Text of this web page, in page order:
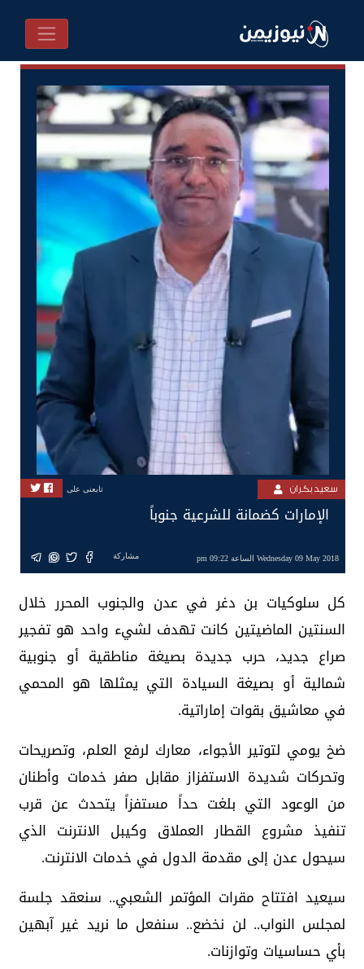
سعيد بكران تابعنى على
الإمارات كضمانة للشرعية جنوباً
Wednesday 09 May 2018 الساعة 09:22 pm مشاركة
كل سلوكيات بن دغر في عدن والجنوب المحرر خلال
السنتين الماضيتين كانت تهدف لشيء واحد هو تفجير
صراع جديد، حرب جديدة بصيغة مناطقية أو جنوبية
شمالية أو بصيغة السيادة التي يمثلها هو المحمي
في معاشيق بقوات إماراتية.
ضخ يومي لتوتير الأجواء، معارك لرفع العلم، وتصريحات
وتحركات شديدة الاستفزاز مقابل صفر خدمات وأطنان
من الوعود التي بلغت حداً مستفزاً يتحدث عن قرب
تنفيذ مشروع القطار العملاق وكيبل الانترنت الذي
سيحول عدن إلى مقدمة الدول في خدمات الانترنت.
سيعيد افتتاح مقرات المؤتمر الشعبي.. سنعقد جلسة
لمجلس النواب.. لن نخضع.. سنفعل ما نريد غير آبهين
بأي حساسيات وتوازنات.